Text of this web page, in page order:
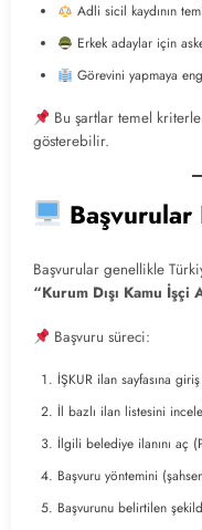
Adli sicil kaydının
Erkek adaylar için
Görevini yapmaya
Bu şartlar temel
gösterebilir.
Başvurular
Başvurular genellikle
“Kurum Dışı Kamu İşçi
Başvuru süreci:
İŞKUR ilan sayfasına
İl bazlı ilan listesini incele
İlgili belediye ilanını aç
Başvuru yöntemini
Başvurunu belirtilen